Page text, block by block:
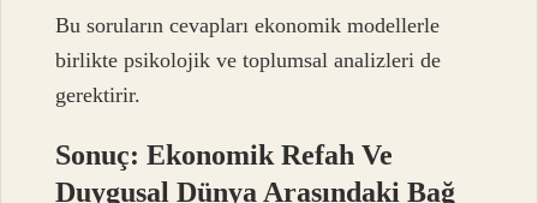
Bu soruların cevapları ekonomik modellerle
birlikte psikolojik ve toplumsal analizleri de
gerektirir.
Sonuç: Ekonomik Refah Ve
Duygusal Dünya Arasındaki Bağ